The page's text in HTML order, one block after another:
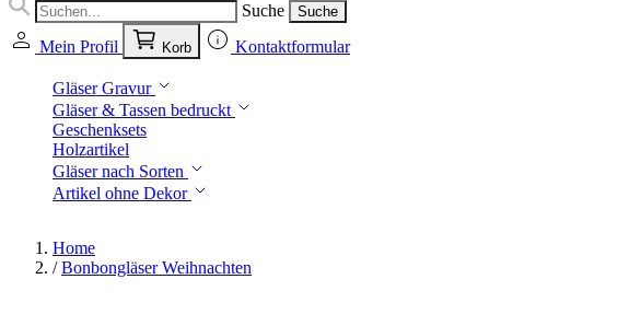
Suche Suche
Mein Profil Korb Kontaktformular
Gläser Gravur
Gläser & Tassen bedruckt
Geschenksets
Holzartikel
Gläser nach Sorten
Artikel ohne Dekor
Home
/ Bonbongläser Weihnachten